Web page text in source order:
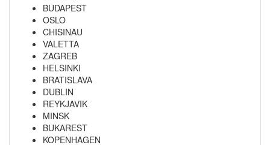
BUDAPEST
OSLO
CHISINAU
VALETTA
ZAGREB
HELSINKI
BRATISLAVA
DUBLIN
REYKJAVIK
MINSK
BUKAREST
KOPENHAGEN